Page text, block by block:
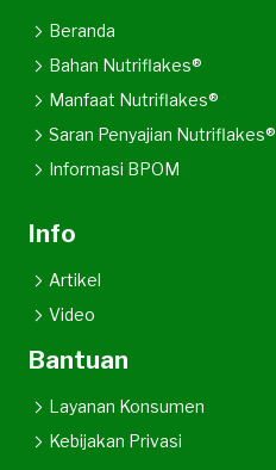
Beranda
Bahan Nutriflakes®
Manfaat Nutriflakes®
Saran Penyajian Nutriflakes®
Informasi BPOM
Info
Artikel
Video
Bantuan
Layanan Konsumen
Kebijakan Privasi